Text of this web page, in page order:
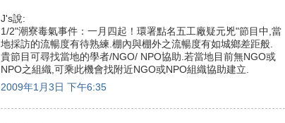
J's說:
1/2"潮寮毒氣事件：一月四起！環署點名五工廠疑元兇"節目中,當
地採訪的流暢度有待熟練.棚內與棚外之流暢度有如城鄉差距般.
貴節目可尋找當地的學者/NGO/ NPO協助.若當地目前無NGO或
NPO之組織,可乘此機會找附近NGO或NPO組織協助建立.
2009年1月3日 下午6:35